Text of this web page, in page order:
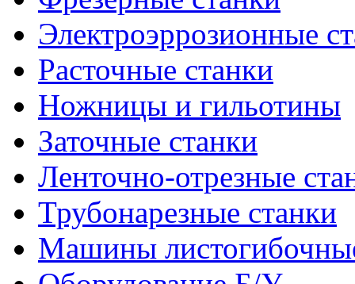
Электроэррозионные
Расточные станки
Ножницы и гильотины
Заточные станки
Ленточно-отрезные
Трубонарезные станки
Машины